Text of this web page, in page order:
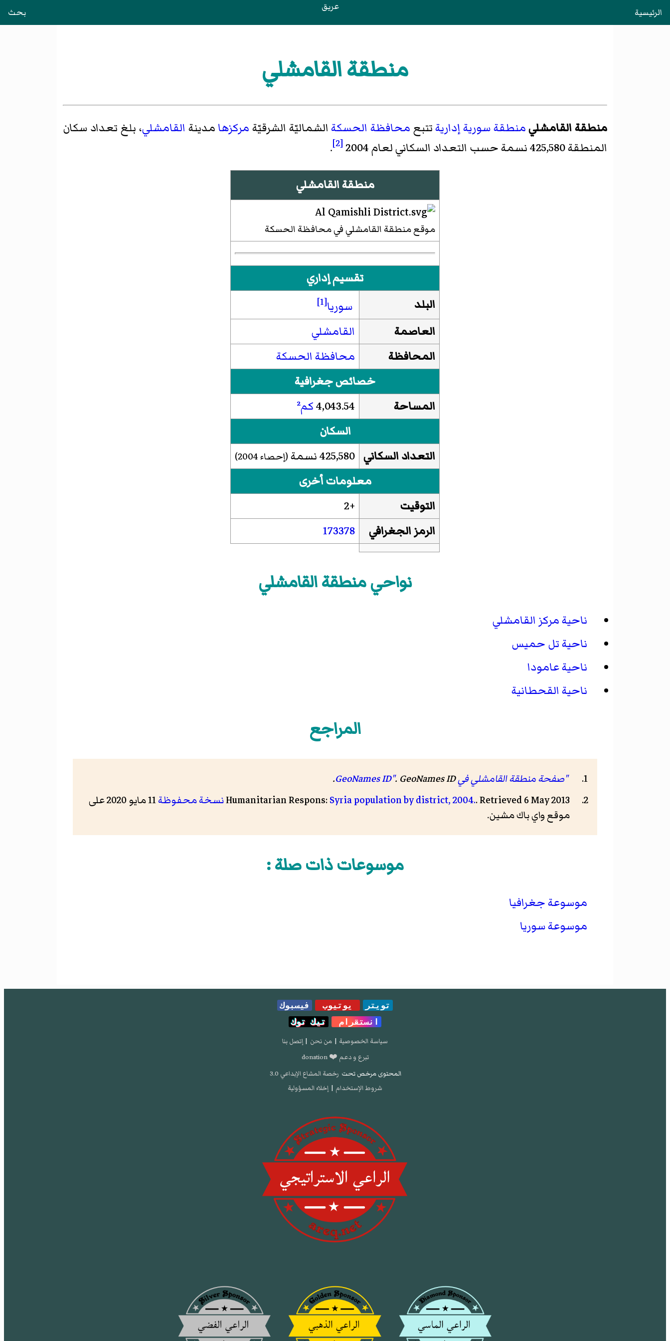
الرئيسية عريق بحث
منطقة القامشلي
منطقة القامشليمنطقةسوريةإداريةتتبع محافظة الحسكةالشماليّة الشرقيّة مركزها مدينة القامشلي، بلغ تعداد سكان
المنطقة 425,580 نسمة حسب التعداد السكاني لعام 2004
[2]
.
منطقة القامشلي
موقع منطقة القامشلي في محافظة الحسكة
تقسيم إداري
البلد
سوريا[1]
العاصمة
القامشلي
المحافظة
محافظة الحسكة
خصائص جغرافية
المساحة
4,043.54كم²
السكان
التعداد السكاني 425,580 نسمة (إحصاء 2004)
معلومات أخرى
التوقيت
+2
الرمز الجغرافي
173378
نواحي منطقة القامشلي
ناحية مركز القامشلي
ناحية تل حميس
ناحية عامودا
ناحية القحطانية
المراجع
"صفحة منطقة القامشلي في GeoNames ID" . GeoNames ID
.
Humanitarian Respons:Syria population by district, 2004.. Retrieved 6 May 2013 نسخة محفوظة
11 مايو 2020 على
موقع واي باك مشين.
موسوعات ذات صلة :
موسوعة جغرافيا
موسوعة سوريا
تويتر يوتيوب
فيسبوك
انستقرام
تيك توك
سياسة الخصوصية | من نحن | إتصل بنا
تبرع و دعم ❤️ donation
المحتوى مرخص تحت رخصة المشاع الإبداعي 3.0
شروط الإستخدام | إخلاء المسؤولية